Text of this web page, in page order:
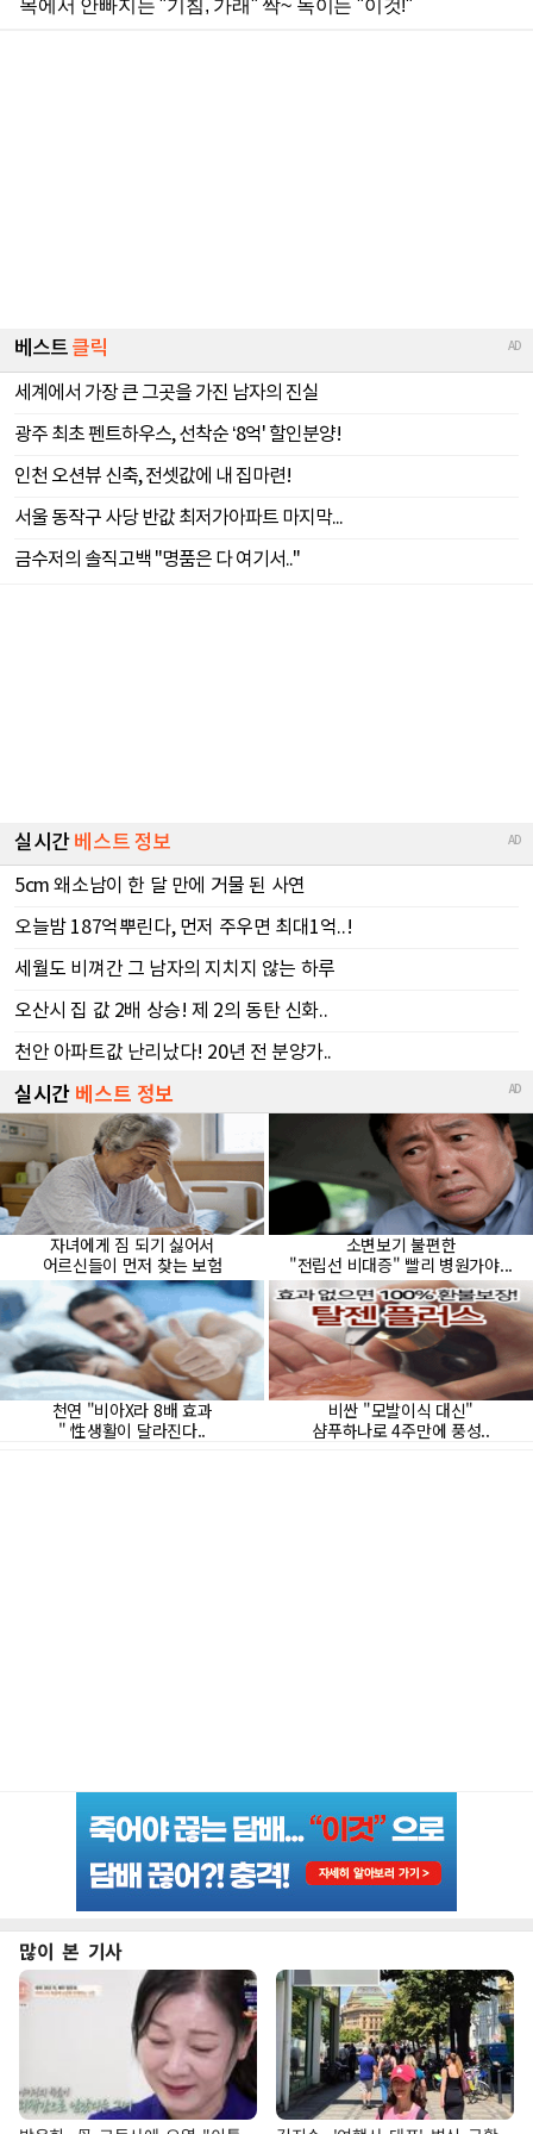
많이 본 기사